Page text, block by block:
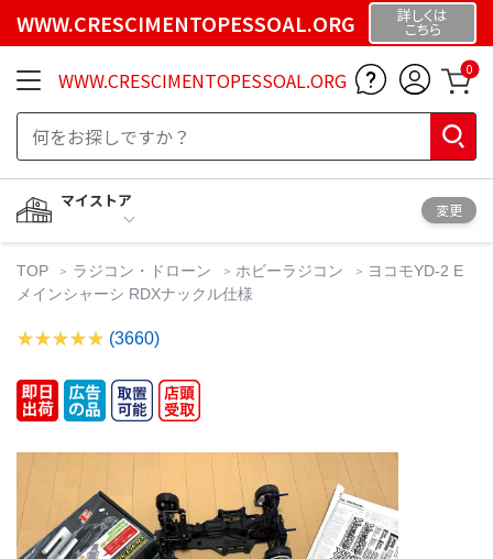
WWW.CRESCIMENTOPESSOAL.ORG 詳しくは
こちら
WWW.CRESCIMENTOPESSOAL.ORG 0
マイストア
変更
TOP ラジコン・ドローン ホビーラジコン
ヨコモYD-2 E
メインシャーシ RDXナックル仕様
(3660)